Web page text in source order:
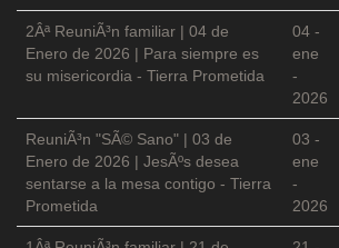
2Âª ReuniÃ³n familiar | 04 de
Enero de 2026 | Para siempre es
su misericordia - Tierra Prometida
04 -
ene
-
2026
ReuniÃ³n "SÃ© Sano" | 03 de
Enero de 2026 | JesÃºs desea
sentarse a la mesa contigo - Tierra
Prometida
03 -
ene
-
2026